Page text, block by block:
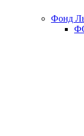
Фонд